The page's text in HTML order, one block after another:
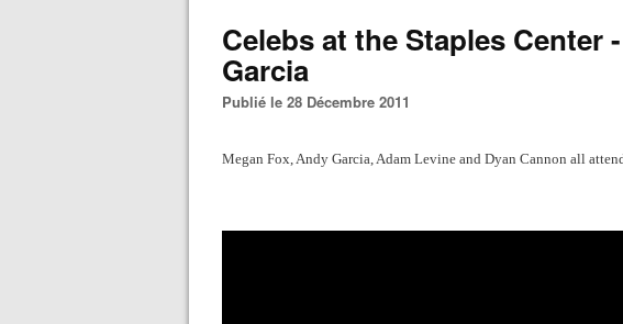
Celebs at the Staples Center
Garcia
Publié le 28 Décembre 2011
Megan Fox, Andy Garcia, Adam Levine and Dyan Cannon all